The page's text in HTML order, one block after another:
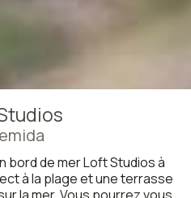
bord de mer Loft Studios à
à la plage et une terrasse